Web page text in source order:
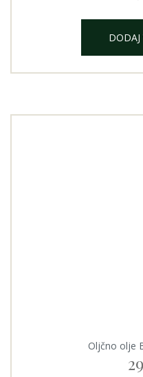
DODAJ
Oljčno olje